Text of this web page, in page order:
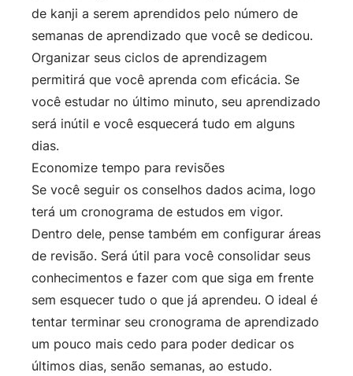
de kanji a serem aprendidos pelo número de
semanas de aprendizado que você se dedicou.
Organizar seus ciclos de aprendizagem
permitirá que você aprenda com eficácia. Se
você estudar no último minuto, seu aprendizado
será inútil e você esquecerá tudo em alguns
dias.
Economize tempo para revisões
Se você seguir os conselhos dados acima, logo
terá um cronograma de estudos em vigor.
Dentro dele, pense também em configurar áreas
de revisão. Será útil para você consolidar seus
conhecimentos e fazer com que siga em frente
sem esquecer tudo o que já aprendeu. O ideal é
tentar terminar seu cronograma de aprendizado
um pouco mais cedo para poder dedicar os
últimos dias, senão semanas, ao estudo.